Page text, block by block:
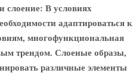
слоение: В условиях
адаптироваться к
многофункциональная
трендом. Слоеные образы,
различные элементы